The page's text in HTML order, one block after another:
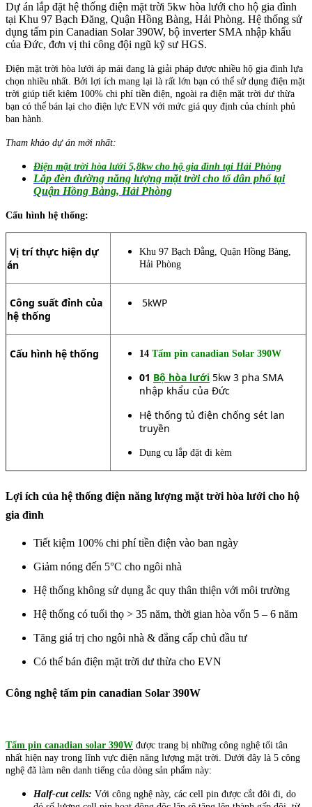
Dự án lắp đặt hệ thống điện mặt trời 5kw hòa lưới cho hộ gia đình
tại Khu 97 Bạch Đăng, Quận Hồng Bàng, Hải Phòng. Hệ thống sử
dụng tấm pin Canadian Solar 390W, bộ inverter SMA nhập khẩu
của Đức, đơn vị thi công đội ngũ kỹ sư HGS.
Điện mặt trời hòa lưới áp mái đang là giải pháp được nhiều hộ gia đình lựa
chọn nhiều nhất. Bởi lợi ích mang lại là rất lớn bạn có thể sử dụng điện mặt
trời giúp tiết kiệm 100% chi phí tiền điện, ngoài ra điện mặt trời dư thừa
bạn có thể bán lại cho điện lực EVN với mức giá quy định của chính phủ
ban hành.
Tham khảo dự án mới nhất:
Điện mặt trời hòa lưới 5,8kw cho hộ gia đình tại Hải Phòng
Lắp đèn đường năng lượng mặt trời cho tổ dân phố tại
Quận Hồng Bàng, Hải Phòng
Cấu hình hệ thống:
Vị trí thực hiện dự
án
Khu 97 Bạch Đằng, Quận Hồng Bàng,
Hải Phòng
Công suất đỉnh của
hệ thống
5kWP
Cấu hình hệ thống 14 Tấm pin canadian Solar 390W
01 Bộ hòa lưới 5kw 3 pha SMA
nhập khẩu của Đức
Hệ thống tủ điện chống sét lan
truyền
Dụng cụ lắp đặt đi kèm
Lợi ích của hệ thống điện năng lượng mặt trời hòa lưới cho hộ
gia đình
Tiết kiệm 100% chi phí tiền điện vào ban ngày
Giảm nóng đến 5°C cho ngôi nhà
Hệ thống không sử dụng ắc quy thân thiện với môi trường
Hệ thống có tuổi thọ > 35 năm, thời gian hòa vốn 5 – 6 năm
Tăng giá trị cho ngôi nhà & đẳng cấp chủ đầu tư
Có thể bán điện mặt trời dư thừa cho EVN
Công nghệ tấm pin canadian Solar 390W
Tấm pin canadian solar 390W được trang bị những công nghệ tối tân
nhất hiện nay trong lĩnh vực điện năng lượng mặt trời. Dưới đây là 5 công
nghệ đã làm nên danh tiếng của dòng sản phẩm này:
Half-cut cells: Với công nghệ này, các cell pin được cắt đôi đi, do